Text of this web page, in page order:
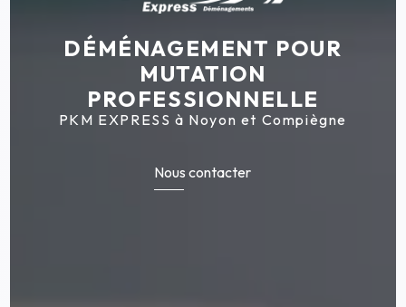
DÉMÉNAGEMENT POUR
MUTATION
PROFESSIONNELLE
PKM EXPRESS à Noyon et Compiègne
Nous contacter